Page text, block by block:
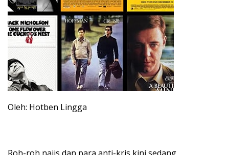
Oleh: Hotben Lingga